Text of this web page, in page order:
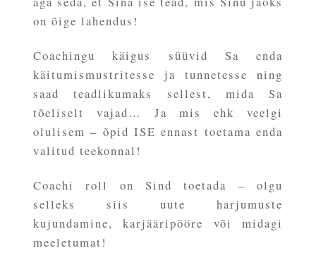
on õige lahendus!
Coachingu käigus süüvid Sa enda
käitumismustritesse ja tunnetesse ning
saad teadlikumaks sellest, mida Sa
tõeliselt vajad… Ja mis ehk veelgi
olulisem – õpid ISE ennast toetama enda
valitud teekonnal!
Coachi roll on Sind toetada – olgu
selleks siis uute harjumuste
kujundamine, karjääripööre või midagi
meeletumat!